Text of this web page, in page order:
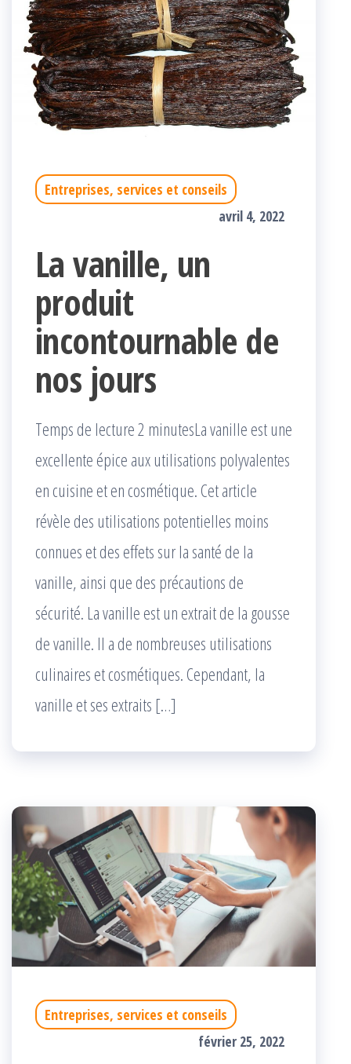
Entreprises, services et conseils
avril 4, 2022
La vanille, un
produit
incontournable de
nos jours
Temps de lecture 2 minutesLa vanille est une
excellente épice aux utilisations polyvalentes
en cuisine et en cosmétique. Cet article
révèle des utilisations potentielles moins
connues et des effets sur la santé de la
vanille, ainsi que des précautions de
sécurité. La vanille est un extrait de la gousse
de vanille. Il a de nombreuses utilisations
culinaires et cosmétiques. Cependant, la
vanille et ses extraits […]
Entreprises, services et conseils
février 25, 2022